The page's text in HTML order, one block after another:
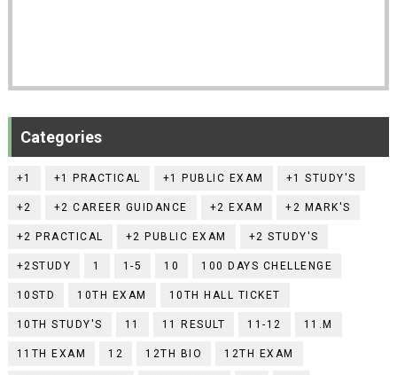
Categories
+1 +1 PRACTICAL +1 PUBLIC EXAM +1 STUDY'S
+2 +2 CAREER GUIDANCE +2 EXAM +2 MARK'S
+2 PRACTICAL +2 PUBLIC EXAM +2 STUDY'S
+2STUDY 1 1-5 10 100 DAYS CHELLENGE
10STD 10TH EXAM 10TH HALL TICKET
10TH STUDY'S 11 11 RESULT 11-12 11.M
11TH EXAM 12 12TH BIO 12TH EXAM